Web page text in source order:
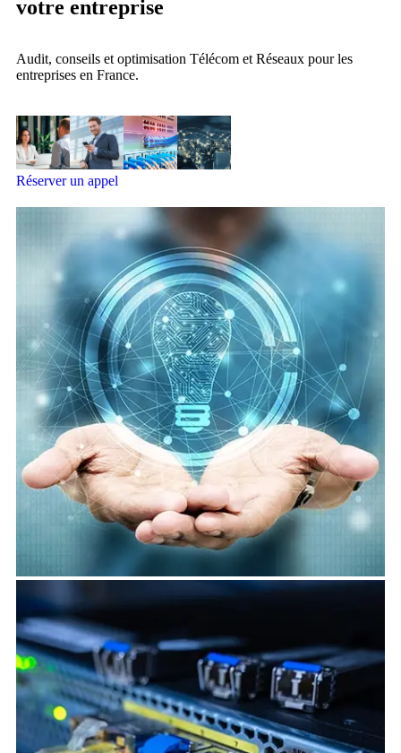
votre entreprise
Audit, conseils et optimisation Télécom et Réseaux pour les
entreprises en France.
Réserver un appel